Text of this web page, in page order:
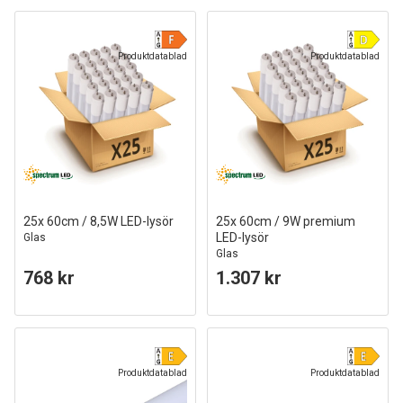
Produktdatablad
25x 60cm / 8,5W LED-lysör
Glas
768 kr
Produktdatablad
25x 60cm / 9W premium
LED-lysör
Glas
1.307 kr
Produktdatablad Produktdatablad